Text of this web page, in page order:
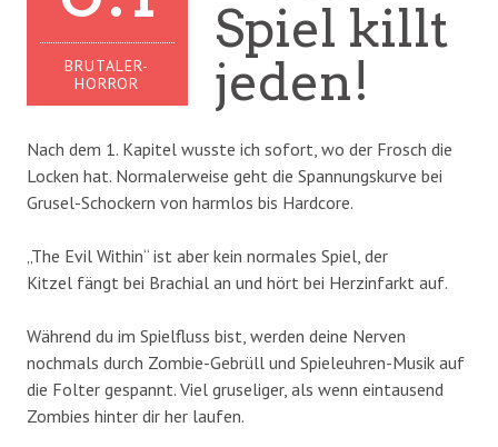
BRUTALER-
HORROR
Spiel killt
jeden!
Nach dem 1. Kapitel wusste ich sofort, wo der Frosch die
Locken hat. Normalerweise geht die Spannungskurve bei
Grusel-Schockern von harmlos bis Hardcore.
„The Evil Within“ ist aber kein normales Spiel, der
Kitzel fängt bei Brachial an und hört bei Herzinfarkt auf.
Während du im Spielfluss bist, werden deine Nerven
nochmals durch Zombie-Gebrüll und Spieleuhren-Musik auf
die Folter gespannt. Viel gruseliger, als wenn eintausend
Zombies hinter dir her laufen.